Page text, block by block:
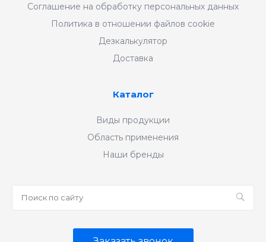
Соглашение на обработку персональных данных
Политика в отношении файлов cookie
Дезкалькулятор
Доставка
Каталог
Виды продукции
Область применения
Наши бренды